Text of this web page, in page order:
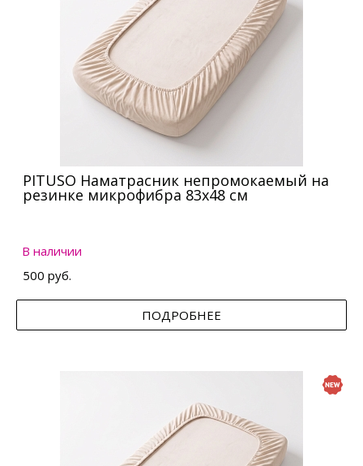
PITUSO Наматрасник непромокаемый на
резинке микрофибра 83х48 см
В наличии
500 руб.
ПОДРОБНЕЕ